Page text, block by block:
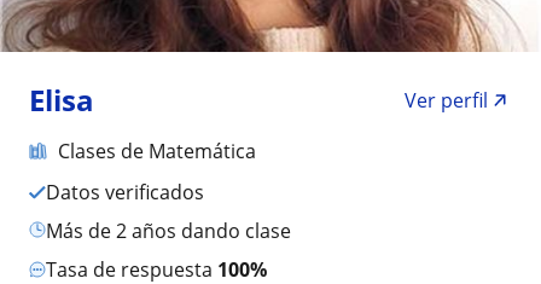
Elisa
Ver perfil
Clases de Matemática
Datos verificados
más de 2 años dando clase
Tasa de respuesta 100%